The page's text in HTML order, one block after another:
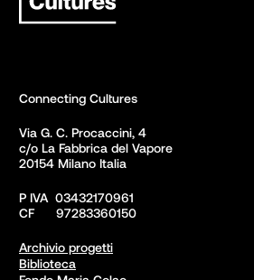
Connecting Cultures
Via G. C. Procaccini, 4
c/o La Fabbrica del Vapore
20154 Milano Italia
P IVA  03432170961
CF      97283360150
Archivio progetti
Biblioteca